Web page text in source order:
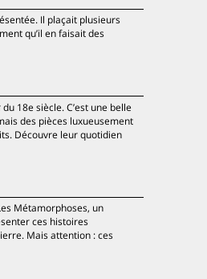
Il plaçait plusieurs
qu’il en faisait des
18e siècle. C’est une belle
des pièces luxueusement
Découvre leur quotidien
Métamorphoses, un
ces histoires
Mais attention : ces